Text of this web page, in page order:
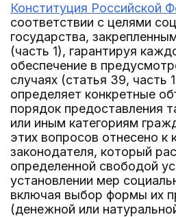
Конституция Российской
соответствии с целями
государства,
(часть 1), гарантируя
обеспечение в
случаях (статья 39, часть
определяет конкретные
порядок предоставления
или иным категориям
этих вопросов отнесено к
законодателя, который
определенной свободой
установлении мер
включая выбор формы их
(денежной или